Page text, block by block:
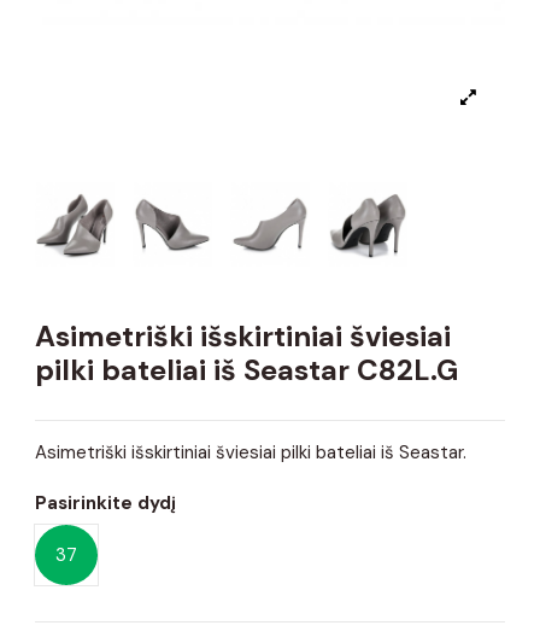
Asimetriški išskirtiniai šviesiai
pilki bateliai iš Seastar C82L.G
Asimetriški išskirtiniai šviesiai pilki bateliai iš Seastar.
Pasirinkite dydį
37